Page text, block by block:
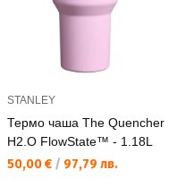
STANLEY
Термо чаша The Quencher
H2.O FlowState™ - 1.18L
Текуща цена:
50,00 € / 97,79 лв.